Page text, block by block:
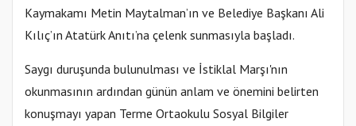
Kaymakamı Metin Maytalman’ın ve Belediye Başkanı Ali
Kılıç’ın Atatürk Anıtı’na çelenk sunmasıyla başladı.
Saygı duruşunda bulunulması ve İstiklal Marşı'nın
okunmasının ardından günün anlam ve önemini belirten
konuşmayı yapan Terme Ortaokulu Sosyal Bilgiler